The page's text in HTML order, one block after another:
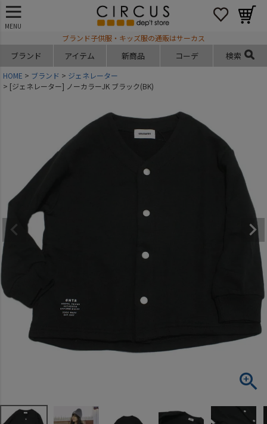
MENU
ブランド子供服・キッズ服の通販はサーカス
ブランド アイテム 新商品 コーデ 検索
HOME ブランド
ジェネレーター
[ジェネレーター] ノーカラーJK ブラック(BK)